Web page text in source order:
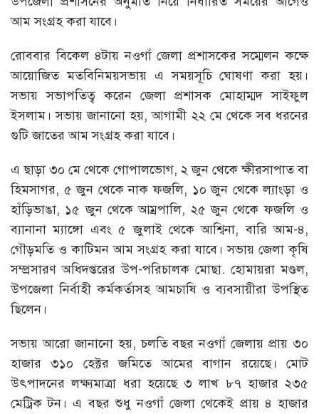
আম সংগ্রহ করা যাবে।
রোববার বিকেল ৪টায় নওগাঁ জেলা প্রশাসকের সম্মেলন কক্ষে
আয়োজিত মতবিনিময়সভায় এ সময়সূচি ঘোষণা করা হয়।
সভায় সভাপতিত্ব করেন জেলা প্রশাসক মোহাম্মদ সাইফুল
ইসলাম। সভায় জানানো হয়, আগামী ২২ মে থেকে সব ধরনের
গুটি জাতের আম সংগ্রহ করা যাবে।
এ ছাড়া ৩০ মে থেকে গোপালভোগ, ২ জুন থেকে ক্ষীরসাপাত বা
হিমসাগর, ৫ জুন থেকে নাক ফজলি, ১০ জুন থেকে ল্যাংড়া ও
হাঁড়িভাঙা, ১৫ জুন থেকে আম্রপালি, ২৫ জুন থেকে ফজলি ও
ব্যানানা ম্যাঙ্গো এবং ৫ জুলাই থেকে আশ্বিনা, বারি আম-৪,
গৌড়মতি ও কাটিমন আম সংগ্রহ করা যাবে। সভায় জেলা কৃষি
সম্প্রসারণ অধিদপ্তরের উপ-পরিচালক মোছা. হোমায়রা মণ্ডল,
উপজেলা নির্বাহী কর্মকর্তাসহ আমচাষি ও ব্যবসায়ীরা উপস্থিত
ছিলেন।
সভায় আরো জানানো হয়, চলতি বছর নওগাঁ জেলায় প্রায় ৩০
হাজার ৩১০ হেক্টর জমিতে আমের বাগান রয়েছে। মোট
উৎপাদনের লক্ষ্যমাত্রা ধরা হয়েছে ৩ লাখ ৮৭ হাজার ২৩৫
মেট্রিক টন। এ বছর শুধু নওগাঁ জেলা থেকেই প্রায় ৪ হাজার